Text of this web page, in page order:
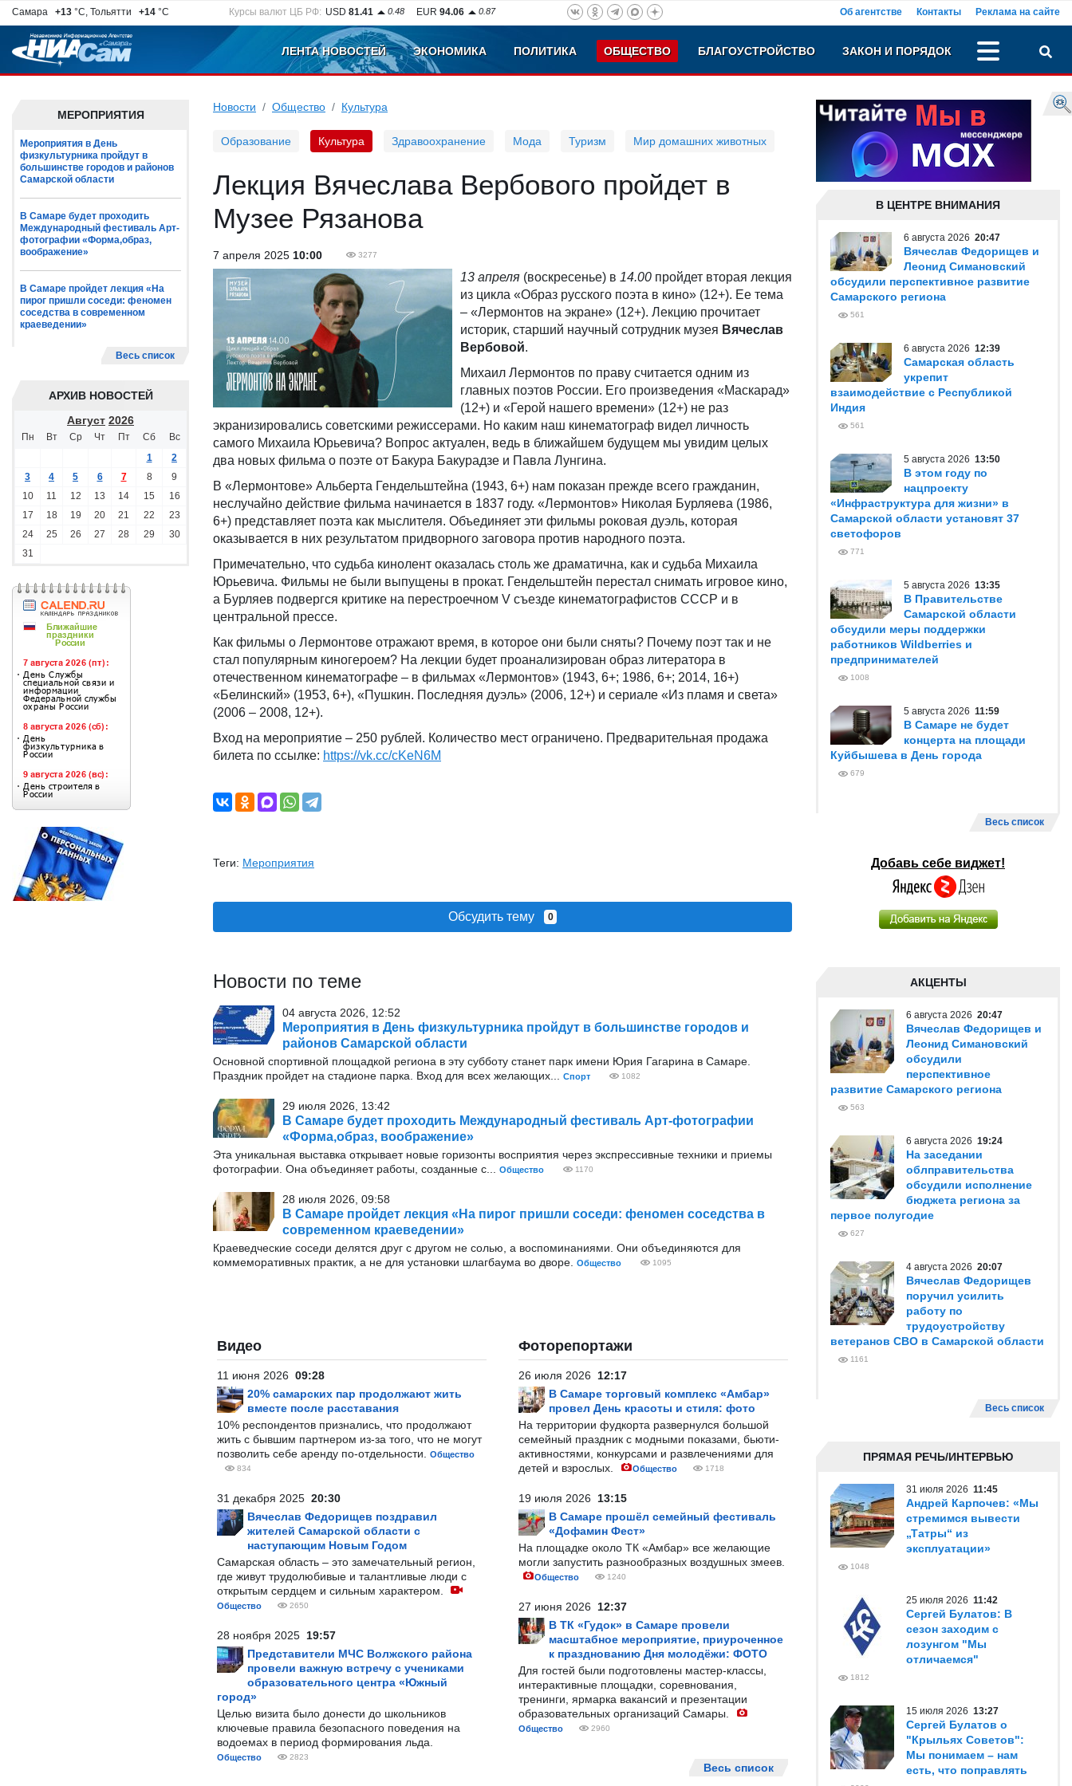
Самара +13 °C, Тольятти +14 °C Курсы валют ЦБ РФ: USD 81.41 0.48 EUR 94.06 0.87 Об агентстве Контакты Реклама на сайте
ЛЕНТА НОВОСТЕЙ ЭКОНОМИКА ПОЛИТИКА ОБЩЕСТВО БЛАГОУСТРОЙСТВО ЗАКОН И ПОРЯДОК
МЕРОПРИЯТИЯ
Мероприятия в День
физкультурника пройдут в
большинстве городов и районов
Самарской области
В Самаре будет проходить
Международный фестиваль Арт-
фотографии «Форма,образ,
воображение»
В Самаре пройдет лекция «На
пирог пришли соседи: феномен
соседства в современном
краеведении»
Весь список
АРХИВ НОВОСТЕЙ
Август 2026
Пн Вт Ср Чт Пт Сб
Вс
1
2
3
4 5 6 7 8
9
10
11 12 13 14 15
16
17
18 19 20 21 22
23
24
25 26 27 28 29
30
31
Новости Общество Культура
Образование Культура Здравоохранение Мода Туризм Мир домашних животных
Лекция Вячеслава Вербового пройдет в
Музее Рязанова
7 апреля 2025 10:00 3277
13 апреля (воскресенье) в 14.00 пройдет вторая лекция
из цикла «Образ русского поэта в кино» (12+). Ее тема
– «Лермонтов на экране» (12+). Лекцию прочитает
историк, старший научный сотрудник музея Вячеслав
Вербовой.
Михаил Лермонтов по праву считается одним из
главных поэтов России. Его произведения «Маскарад»
(12+) и «Герой нашего времени» (12+) не раз
экранизировались советскими режиссерами. Но каким наш кинематограф видел личность
самого Михаила Юрьевича? Вопрос актуален, ведь в ближайшем будущем мы увидим целых
два новых фильма о поэте от Бакура Бакурадзе и Павла Лунгина.
В «Лермонтове» Альберта Гендельштейна (1943, 6+) нам показан прежде всего гражданин,
неслучайно действие фильма начинается в 1837 году. «Лермонтов» Николая Бурляева (1986,
6+) представляет поэта как мыслителя. Объединяет эти фильмы роковая дуэль, которая
оказывается в них результатом придворного заговора против народного поэта.
Примечательно, что судьба кинолент оказалась столь же драматична, как и судьба Михаила
Юрьевича. Фильмы не были выпущены в прокат. Гендельштейн перестал снимать игровое кино,
а Бурляев подвергся критике на перестроечном V съезде кинематографистов СССР и в
центральной прессе.
Как фильмы о Лермонтове отражают время, в которое они были сняты? Почему поэт так и не
стал популярным киногероем? На лекции будет проанализирован образ литератора в
отечественном кинематографе – в фильмах «Лермонтов» (1943, 6+; 1986, 6+; 2014, 16+)
«Белинский» (1953, 6+), «Пушкин. Последняя дуэль» (2006, 12+) и сериале «Из пламя и света»
(2006 – 2008, 12+).
Вход на мероприятие – 250 рублей. Количество мест ограничено. Предварительная продажа
билета по ссылке: https://vk.cc/cKeN6M
Теги: Мероприятия
Обсудить тему 0
Новости по теме
04 августа 2026, 12:52
Мероприятия в День физкультурника пройдут в большинстве городов и
районов Самарской области
Основной спортивной площадкой региона в эту субботу станет парк имени Юрия Гагарина в Самаре.
Праздник пройдет на стадионе парка. Вход для всех желающих...
Спорт 1082
29 июля 2026, 13:42
В Самаре будет проходить Международный фестиваль Арт-фотографии
«Форма,образ, воображение»
Эта уникальная выставка открывает новые горизонты восприятия через экспрессивные техники и приемы
фотографии. Она объединяет работы, созданные с...
Общество 1170
28 июля 2026, 09:58
В Самаре пройдет лекция «На пирог пришли соседи: феномен соседства в
современном краеведении»
Краеведческие соседи делятся друг с другом не солью, а воспоминаниями. Они объединяются для
коммеморативных практик, а не для установки шлагбаума во дворе.
Общество 1095
Видео
11 июня 2026 09:28
20% самарских пар продолжают жить
вместе после расставания
10% респондентов признались, что продолжают
жить с бывшим партнером из-за того, что не могут
позволить себе аренду по-отдельности.
Общество
834
31 декабря 2025 20:30
Вячеслав Федорищев поздравил
жителей Самарской области с
наступающим Новым Годом
Самарская область – это замечательный регион,
где живут трудолюбивые и талантливые люди с
открытым сердцем и сильным характером.
Общество 2650
28 ноября 2025 19:57
Представители МЧС Волжского района
провели важную встречу с учениками
образовательного центра «Южный
город»
Целью визита было донести до школьников
ключевые правила безопасного поведения на
водоемах в период формирования льда.
Общество 2823
Фоторепортажи
26 июля 2026 12:17
В Самаре торговый комплекс «Амбар»
провел День красоты и стиля: фото
На территории фудкорта развернулся большой
семейный праздник с модными показами, бьюти-
активностями, конкурсами и развлечениями для
детей и взрослых.
Общество 1718
19 июля 2026 13:15
В Самаре прошёл семейный фестиваль
«Дофамин Фест»
На площадке около ТК «Амбар» все желающие
могли запустить разнообразных воздушных змеев.
Общество 1240
27 июня 2026 12:37
В ТК «Гудок» в Самаре провели
масштабное мероприятие, приуроченное
к празднованию Дня молодёжи: ФОТО
Для гостей были подготовлены мастер-классы,
интерактивные площадки, соревнования,
тренинги, ярмарка вакансий и презентации
образовательных организаций Самары.
Общество 2960
Весь список
В ЦЕНТРЕ ВНИМАНИЯ
6 августа 2026 20:47
Вячеслав Федорищев и
Леонид Симановский
обсудили перспективное развитие
Самарского региона
561
6 августа 2026 12:39
Самарская область
укрепит
взаимодействие с Республикой
Индия
561
5 августа 2026 13:50
В этом году по
нацпроекту
«Инфраструктура для жизни» в
Самарской области установят 37
светофоров
771
5 августа 2026 13:35
В Правительстве
Самарской области
обсудили меры поддержки
работников Wildberries и
предпринимателей
1008
5 августа 2026 11:59
В Самаре не будет
концерта на площади
Куйбышева в День города
679
Весь список
Добавь себе виджет!
АКЦЕНТЫ
6 августа 2026 20:47
Вячеслав Федорищев и
Леонид Симановский
обсудили
перспективное
развитие Самарского региона
563
6 августа 2026 19:24
На заседании
облправительства
обсудили исполнение
бюджета региона за
первое полугодие
627
4 августа 2026 20:07
Вячеслав Федорищев
поручил усилить
работу по
трудоустройству
ветеранов СВО в Самарской области
1161
Весь список
ПРЯМАЯ РЕЧЬ/ИНТЕРВЬЮ
31 июля 2026 11:45
Андрей Карпочев: «Мы
стремимся вывести
„Татры“ из
эксплуатации»
1048
25 июля 2026 11:42
Сергей Булатов: В
сезон заходим с
лозунгом "Мы
отличаемся"
1812
15 июля 2026 13:27
Сергей Булатов о
"Крыльях Советов":
Мы понимаем – нам
есть, что поправлять